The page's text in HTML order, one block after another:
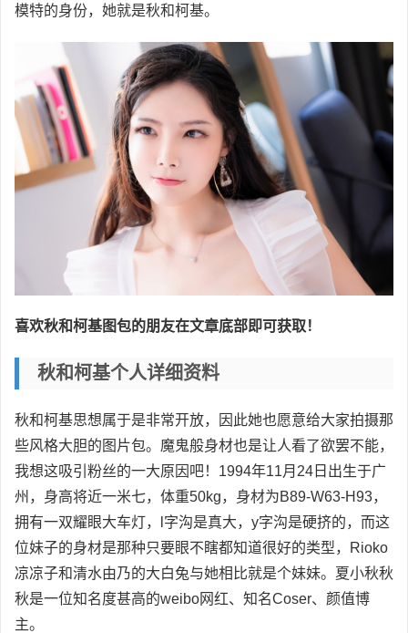
模特的身份，她就是秋和柯基。
喜欢秋和柯基图包的朋友在文章底部即可获取！
秋和柯基个人详细资料
秋和柯基思想属于是非常开放，因此她也愿意给大家拍摄那
些风格大胆的图片包。魔鬼般身材也是让人看了欲罢不能，
我想这吸引粉丝的一大原因吧！1994年11月24日出生于广
州，身高将近一米七，体重50kg，身材为B89-W63-H93，
拥有一双耀眼大车灯，l字沟是真大，y字沟是硬挤的，而这
位妹子的身材是那种只要眼不瞎都知道很好的类型，Rioko
凉凉子和清水由乃的大白兔与她相比就是个妹妹。夏小秋秋
秋是一位知名度甚高的weibo网红、知名Coser、颜值博
主。